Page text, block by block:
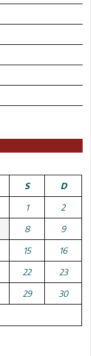
S D
1 2
8 9
15 16
22 23
29 30